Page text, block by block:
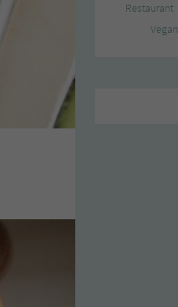
Restaurant
Vegan